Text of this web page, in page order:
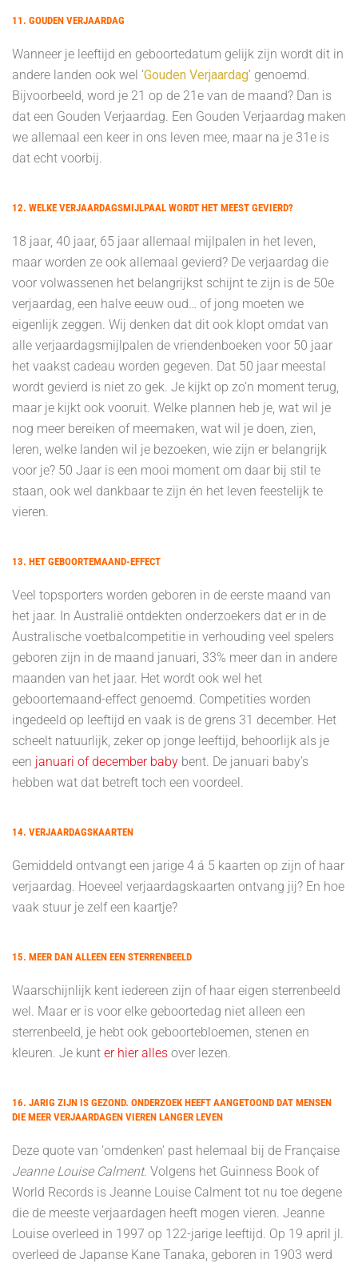
11. GOUDEN VERJAARDAG
Wanneer je leeftijd en geboortedatum gelijk zijn wordt dit in
andere landen ook wel ‘Gouden Verjaardag’ genoemd.
Bijvoorbeeld, word je 21 op de 21e van de maand? Dan is
dat een Gouden Verjaardag. Een Gouden Verjaardag maken
we allemaal een keer in ons leven mee, maar na je 31e is
dat echt voorbij.
12. WELKE VERJAARDAGSMIJLPAAL WORDT HET MEEST GEVIERD?
18 jaar, 40 jaar, 65 jaar allemaal mijlpalen in het leven,
maar worden ze ook allemaal gevierd? De verjaardag die
voor volwassenen het belangrijkst schijnt te zijn is de 50e
verjaardag, een halve eeuw oud… of jong moeten we
eigenlijk zeggen. Wij denken dat dit ook klopt omdat van
alle verjaardagsmijlpalen de vriendenboeken voor 50 jaar
het vaakst cadeau worden gegeven. Dat 50 jaar meestal
wordt gevierd is niet zo gek. Je kijkt op zo’n moment terug,
maar je kijkt ook vooruit. Welke plannen heb je, wat wil je
nog meer bereiken of meemaken, wat wil je doen, zien,
leren, welke landen wil je bezoeken, wie zijn er belangrijk
voor je? 50 Jaar is een mooi moment om daar bij stil te
staan, ook wel dankbaar te zijn én het leven feestelijk te
vieren.
13. HET GEBOORTEMAAND-EFFECT
Veel topsporters worden geboren in de eerste maand van
het jaar. In Australië ontdekten onderzoekers dat er in de
Australische voetbalcompetitie in verhouding veel spelers
geboren zijn in de maand januari, 33% meer dan in andere
maanden van het jaar. Het wordt ook wel het
geboortemaand-effect genoemd. Competities worden
ingedeeld op leeftijd en vaak is de grens 31 december. Het
scheelt natuurlijk, zeker op jonge leeftijd, behoorlijk als je
een januari of december baby bent. De januari baby’s
hebben wat dat betreft toch een voordeel.
14. VERJAARDAGSKAARTEN
Gemiddeld ontvangt een jarige 4 á 5 kaarten op zijn of haar
verjaardag. Hoeveel verjaardagskaarten ontvang jij? En hoe
vaak stuur je zelf een kaartje?
15. MEER DAN ALLEEN EEN STERRENBEELD
Waarschijnlijk kent iedereen zijn of haar eigen sterrenbeeld
wel. Maar er is voor elke geboortedag niet alleen een
sterrenbeeld, je hebt ook geboortebloemen, stenen en
kleuren. Je kunt er hier alles over lezen.
16. JARIG ZIJN IS GEZOND. ONDERZOEK HEEFT AANGETOOND DAT MENSEN
DIE MEER VERJAARDAGEN VIEREN LANGER LEVEN
Deze quote van ‘omdenken’ past helemaal bij de Française
Jeanne Louise Calment. Volgens het Guinness Book of
World Records is Jeanne Louise Calment tot nu toe degene
die de meeste verjaardagen heeft mogen vieren. Jeanne
Louise overleed in 1997 op 122-jarige leeftijd. Op 19 april jl.
overleed de Japanse Kane Tanaka, geboren in 1903 werd